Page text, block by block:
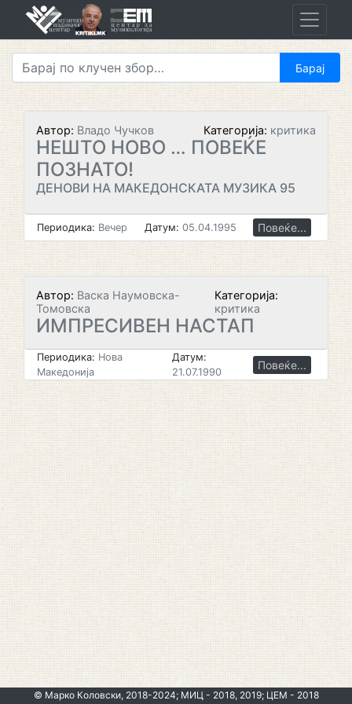
Автор: Владо Чучков Категорија: критика
НЕШТО НОВО … ПОВЕЌЕ
ПОЗНАТО!
ДЕНОВИ НА МАКЕДОНСКАТА МУЗИКА 95
Периодика: Вечер Датум: 05.04.1995 Повеќе...
Автор: Васка Наумовска-
Томовска
Категорија:
критика
ИМПРЕСИВЕН НАСТАП
Периодика: Нова
Македонија
Датум:
21.07.1990
Повеќе...
© Марко Коловски, 2018-2024; МИЦ - 2018, 2019; ЦЕМ - 2018